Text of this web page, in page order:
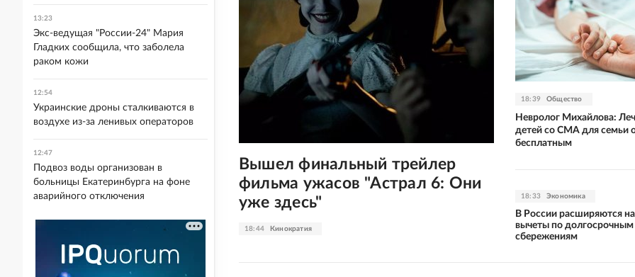
18:44 Кинократия
Вышел финальный трейлер
фильма ужасов "Астрал 6: Они
уже здесь"
18:39 Общество
Невролог Михайлова:
детей со СМА для семьи
бесплатным
18:33 Экономика
В России расширяются
вычеты по долгосрочным
сбережениям
13:23
Экс-ведущая "России-24" Мария
Гладких сообщила, что заболела
раком кожи
12:54
Украинские дроны сталкиваются в
воздухе из-за ленивых операторов
12:47
Подвоз воды организован в
больницы Екатеринбурга на фоне
аварийного отключения